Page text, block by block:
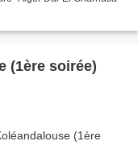
(1ère soirée)